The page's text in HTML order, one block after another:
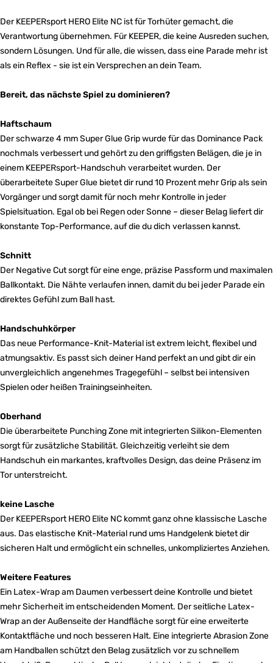
Der KEEPERsport HERO Elite NC ist für Torhüter gemacht, die
Verantwortung übernehmen. Für KEEPER, die keine Ausreden suchen,
sondern Lösungen. Und für alle, die wissen, dass eine Parade mehr ist
als ein Reflex - sie ist ein Versprechen an dein Team.
Bereit, das nächste Spiel zu dominieren?
Haftschaum
Der schwarze 4 mm Super Glue Grip wurde für das Dominance Pack
nochmals verbessert und gehört zu den griffigsten Belägen, die je in
einem KEEPERsport-Handschuh verarbeitet wurden. Der
überarbeitete Super Glue bietet dir rund 10 Prozent mehr Grip als sein
Vorgänger und sorgt damit für noch mehr Kontrolle in jeder
Spielsituation. Egal ob bei Regen oder Sonne – dieser Belag liefert dir
konstante Top-Performance, auf die du dich verlassen kannst.
Schnitt
Der Negative Cut sorgt für eine enge, präzise Passform und maximalen
Ballkontakt. Die Nähte verlaufen innen, damit du bei jeder Parade ein
direktes Gefühl zum Ball hast.
Handschuhkörper
Das neue Performance-Knit-Material ist extrem leicht, flexibel und
atmungsaktiv. Es passt sich deiner Hand perfekt an und gibt dir ein
unvergleichlich angenehmes Tragegefühl – selbst bei intensiven
Spielen oder heißen Trainingseinheiten.
Oberhand
Die überarbeitete Punching Zone mit integrierten Silikon-Elementen
sorgt für zusätzliche Stabilität. Gleichzeitig verleiht sie dem
Handschuh ein markantes, kraftvolles Design, das deine Präsenz im
Tor unterstreicht.
keine Lasche
Der KEEPERsport HERO Elite NC kommt ganz ohne klassische Lasche
aus. Das elastische Knit-Material rund ums Handgelenk bietet dir
sicheren Halt und ermöglicht ein schnelles, unkompliziertes Anziehen.
Weitere Features
Ein Latex-Wrap am Daumen verbessert deine Kontrolle und bietet
mehr Sicherheit im entscheidenden Moment. Der seitliche Latex-
Wrap an der Außenseite der Handfläche sorgt für eine erweiterte
Kontaktfläche und noch besseren Halt. Eine integrierte Abrasion Zone
am Handballen schützt den Belag zusätzlich vor zu schnellem